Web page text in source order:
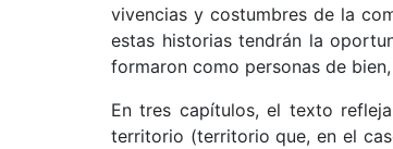
vivencias y costumbres de la
estas historias tendrán la
formaron como personas de
En tres capítulos, el texto
territorio (territorio que, en el